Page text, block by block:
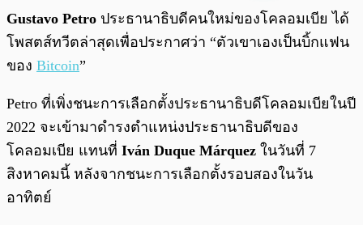
0:00
Gustavo Petro ประธานาธิบดีคนใหม่ของโคลอมเบีย ได้
โพสตส์ทวีตล่าสุดเพื่อประกาศว่า “ตัวเขาเองเป็นบิ้กแฟน
ของ Bitcoin”
Petro ที่เพิ่งชนะการเลือกตั้งประธานาธิบดีโคลอมเบียในปี
2022 จะเข้ามาดำรงตำแหน่งประธานาธิบดีของ
โคลอมเบีย แทนที่ Iván Duque Márquez ในวันที่ 7
สิงหาคมนี้ หลังจากชนะการเลือกตั้งรอบสองในวัน
อาทิตย์